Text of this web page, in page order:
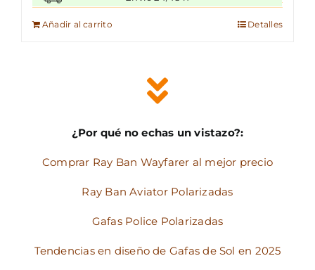
era:
145,00 €.
es:
Añadir al carrito Detalles
¿Por qué no echas un vistazo?:
Comprar Ray Ban Wayfarer al mejor precio
Ray Ban Aviator Polarizadas
Gafas Police Polarizadas
Tendencias en diseño de Gafas de Sol en 2025